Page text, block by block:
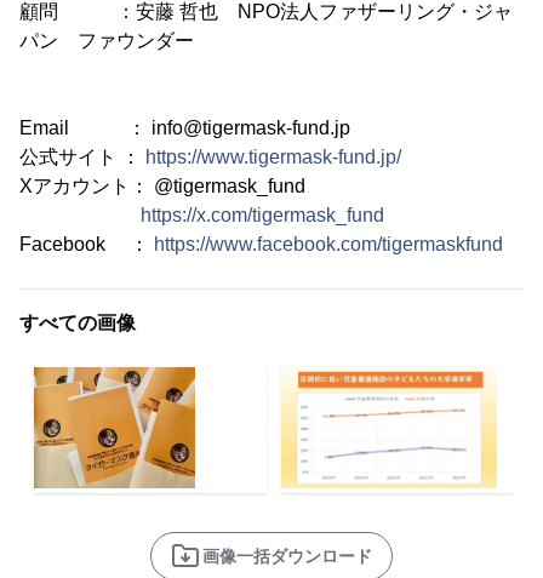
顧問 ：安藤 哲也 NPO法人ファザーリング・ジャ
パン ファウンダー
Email ： info@tigermask-fund.jp
公式サイト ：
https://www.tigermask-fund.jp/
Xアカウント： @tigermask_fund
https://x.com/tigermask_fund
Facebook ：
https://www.facebook.com/tigermaskfund
すべての画像
画像一括ダウンロード